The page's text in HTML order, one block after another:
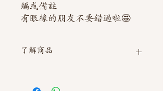
編或備註
有眼緣的朋友不要錯過啦🤩
了解商品